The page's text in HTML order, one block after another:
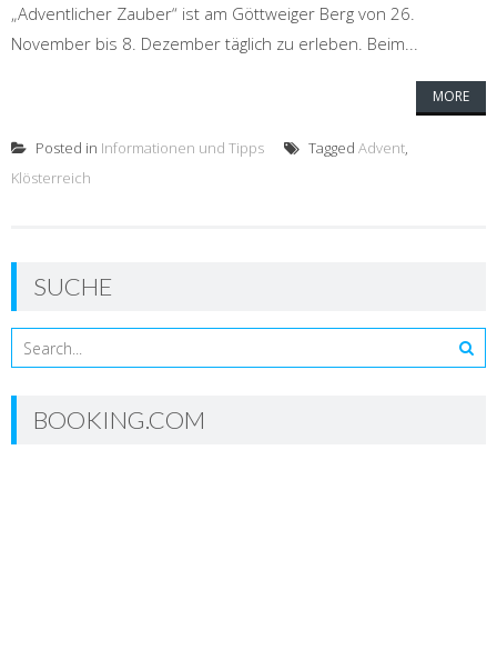
„Adventlicher Zauber“ ist am Göttweiger Berg von 26.
November bis 8. Dezember täglich zu erleben. Beim...
MORE
Posted in Informationen und Tipps Tagged Advent,
Klösterreich
SUCHE
BOOKING.COM